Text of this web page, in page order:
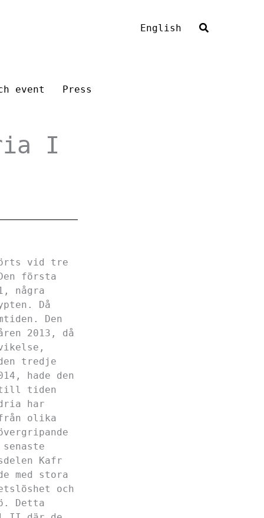
English
event Press
I
vid tre
första
några
Då
Den
2013, då
tredje
hade den
till tiden
har
olika
Kafr
med stora
och
Detta